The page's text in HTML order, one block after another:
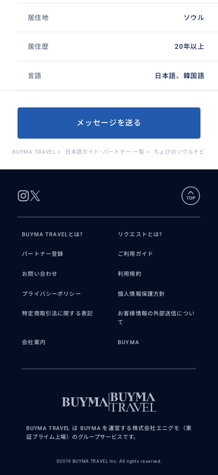
居住地 ソウル
居住歴 20年以上
言語 日本語、韓国語
メッセージを送る
BUYMA TRAVEL > 日本語ガイド･パートナー 一覧 > ちょびのソウルナビ
BUYMA TRAVELとは? リクエストとは?
パートナー登録 ご利用ガイド
お問い合わせ 利用規約
プライバシーポリシー 個人情報保護方針
特定商取引法に関する表記
お客様情報の外部送信につい
て
会社案内 BUYMA
BUYMA TRAVEL は BUYMA を運営する株式会社エニグモ（東
証プライム上場）のグループサービスです。
©2019 BUYMA TRAVEL Inc. All rights reserved.